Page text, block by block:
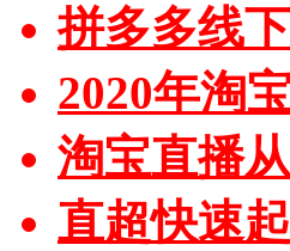
拼多多线
2020年淘
淘宝直播
直超快速